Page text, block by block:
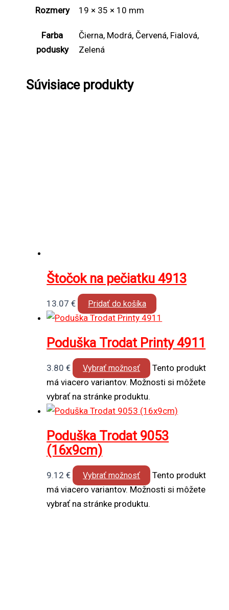
Rozmery
19 × 35 × 10 mm
Farba
podusky
Čierna, Modrá, Červená, Fialová,
Zelená
Súvisiace produkty
Štočok na pečiatku 4913
13.07€ Pridať do košíka
Poduška Trodat Printy 4911
3.80€ Vybrať možnosť
Tento produkt
má viacero variantov. Možnosti si môžete
vybrať na stránke produktu.
Poduška Trodat 9053
(16x9cm)
9.12€ Vybrať možnosť
Tento produkt
má viacero variantov. Možnosti si môžete
vybrať na stránke produktu.